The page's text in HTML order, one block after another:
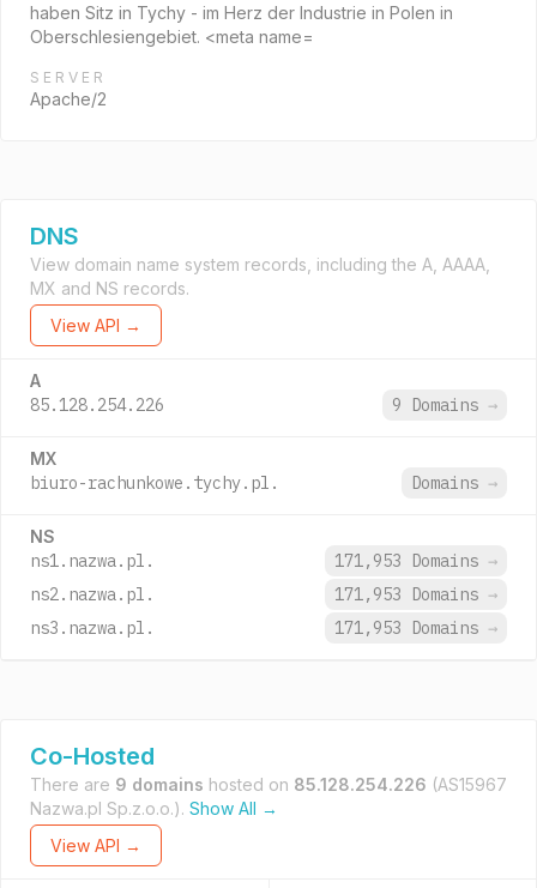
haben Sitz in Tychy - im Herz der Industrie in Polen in
Oberschlesiengebiet. <meta name=
SERVER
Apache/2
DNS
View domain name system records, including the A, AAAA,
MX and NS records.
View API →
A
85.128.254.226 9 Domains →
MX
biuro-rachunkowe.tychy.pl. Domains →
NS
ns1.nazwa.pl. 171,953 Domains →
ns2.nazwa.pl.
171,953 Domains →
ns3.nazwa.pl.
171,953 Domains →
Co-Hosted
There are 9 domains hosted on 85.128.254.226 (AS15967
Nazwa.pl Sp.z.o.o.). Show All →
View API →